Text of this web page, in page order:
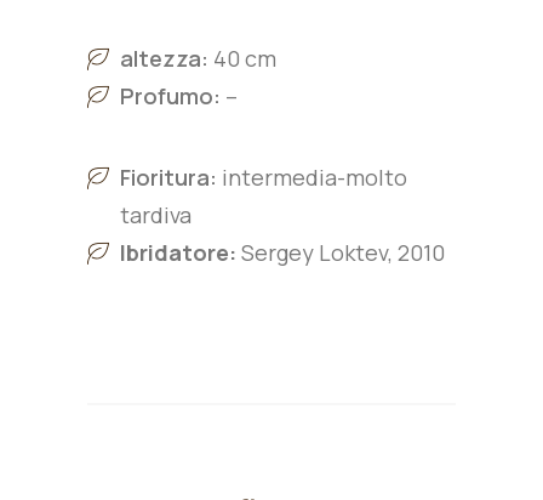
altezza: 40 cm
Profumo: –
Fioritura: intermedia-molto
tardiva
Ibridatore: Sergey Loktev, 2010